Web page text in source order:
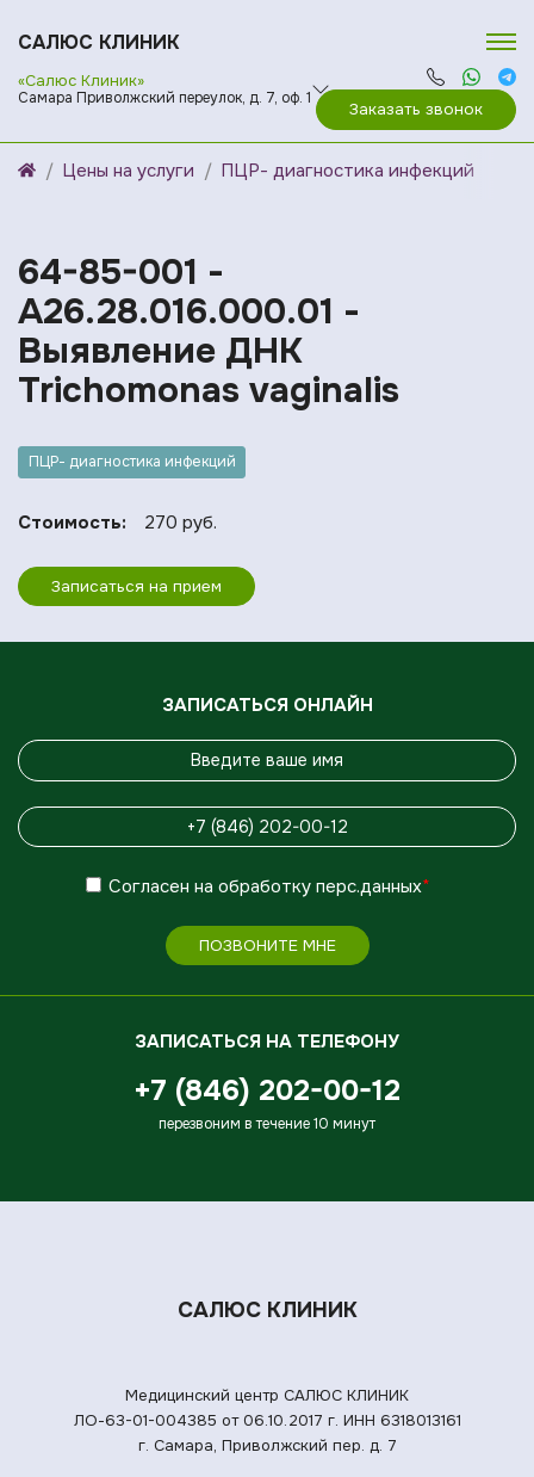
САЛЮС КЛИНИК
«Салюс Клиник»
Самара Приволжский переулок, д. 7, оф. 1
Заказать звонок
Цены на услуги ПЦР- диагностика инфекций
64-85-001 -
A26.28.016.000.01 -
Выявление ДНК
Trichomonas vaginalis
ПЦР- диагностика инфекций
Стоимость: 270 руб.
Записаться на прием
ЗАПИСАТЬСЯ ОНЛАЙН
Согласен на обработку перс.данных*
ПОЗВОНИТЕ МНЕ
ЗАПИСАТЬСЯ НА ТЕЛЕФОНУ
+7 (846) 202-00-12
перезвоним в течение 10 минут
САЛЮС КЛИНИК
Медицинский центр САЛЮС КЛИНИК
ЛО-63-01-004385 от 06.10.2017 г. ИНН 6318013161
г. Самара, Приволжский пер. д. 7